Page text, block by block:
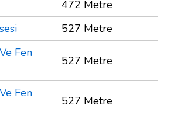
472 Metre
527 Metre
Fen
527 Metre
Fen
527 Metre